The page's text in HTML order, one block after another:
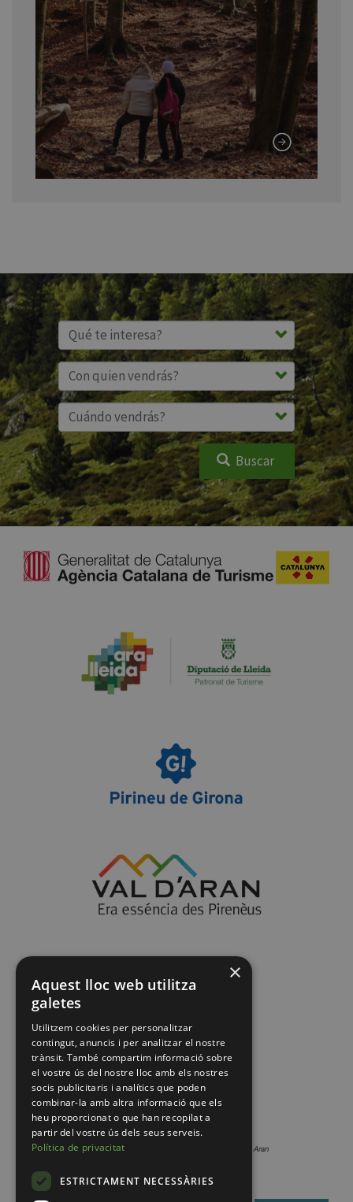
Buscar
×
Aquest lloc web utilitza
galetes
Utilitzem cookies per personalitzar
contingut, anuncis i per analitzar el nostre
trànsit. També compartim informació sobre
el vostre ús del nostre lloc amb els nostres
socis publicitaris i analítics que poden
combinar-la amb altra informació que els
heu proporcionat o que han recopilat a
partir del vostre ús dels seus serveis.
Política de privacitat
ESTRICTAMENT NECESSÀRIES